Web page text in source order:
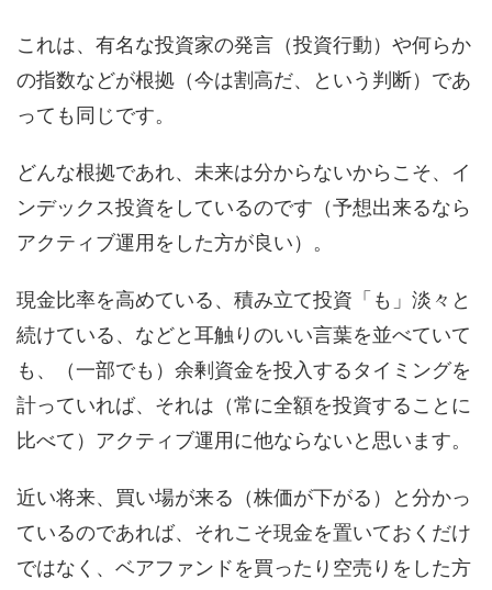
これは、有名な投資家の発言（投資行動）や何らか
の指数などが根拠（今は割高だ、という判断）であ
っても同じです。
どんな根拠であれ、未来は分からないからこそ、イ
ンデックス投資をしているのです（予想出来るなら
アクティブ運用をした方が良い）。
現金比率を高めている、積み立て投資「も」淡々と
続けている、などと耳触りのいい言葉を並べていて
も、（一部でも）余剰資金を投入するタイミングを
計っていれば、それは（常に全額を投資することに
比べて）アクティブ運用に他ならないと思います。
近い将来、買い場が来る（株価が下がる）と分かっ
ているのであれば、それこそ現金を置いておくだけ
ではなく、ベアファンドを買ったり空売りをした方